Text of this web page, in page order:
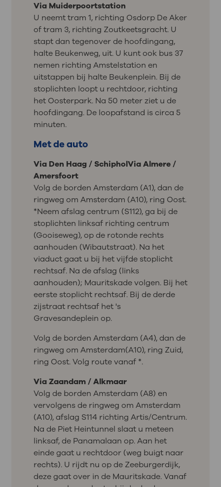
Via Muiderpoortstation
U neemt tram 1, richting Osdorp De Aker
of tram 3, richting Zoutkeetsgracht. U
stapt dan tegenover de hoofdingang,
halte Beukenweg, uit. U kunt ook bus 37
nemen richting Amstelstation en
uitstappen bij halte Beukenplein. Bij de
stoplichten loopt u rechtdoor, richting
het Oosterpark. Na 50 meter ziet u de
hoofdingang. De loopafstand is circa 5
minuten.
Met de auto
Via Den Haag / SchipholVia Almere /
Amersfoort
Volg de borden Amsterdam (A1), dan de
ringweg om Amsterdam (A10), ring Oost.
*Neem afslag centrum (S112), ga bij de
stoplichten linksaf richting centrum
(Gooiseweg), op de rotonde rechts
aanhouden (Wibautstraat). Na het
viaduct gaat u bij het vijfde stoplicht
rechtsaf. Na de afslag (links
aanhouden); Mauritskade volgen. Bij het
eerste stoplicht rechtsaf. Bij de derde
zijstraat rechtsaf het 's
Gravesandeplein op.
Volg de borden Amsterdam (A4), dan de
ringweg om Amsterdam(A10), ring Zuid,
ring Oost. Volg route vanaf *.
Via Zaandam / Alkmaar
Volg de borden Amsterdam (A8) en
vervolgens de ringweg om Amsterdam
(A10), afslag S114 richting Artis/Centrum.
Na de Piet Heintunnel slaat u meteen
linksaf, de Panamalaan op. Aan het
einde gaat u rechtdoor (weg buigt naar
rechts). U rijdt nu op de Zeeburgerdijk,
deze gaat over in de Mauritskade. Vanaf